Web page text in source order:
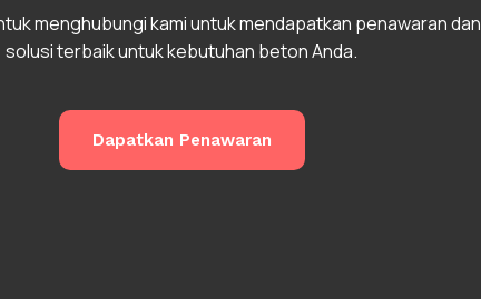
menghubungi kami untuk mendapatkan penawaran dan
solusi terbaik untuk kebutuhan beton Anda.
Dapatkan Penawaran